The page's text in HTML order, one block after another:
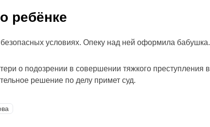
ребёнке
условиях. Опеку над ней оформила бабушка.
о подозрении в совершении тяжкого преступления в
решение по делу примет суд.